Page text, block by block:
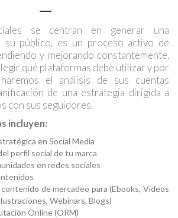
se centran en generar una
su público, es un proceso activo de
y mejorando constantemente.
qué plataformas debe utilizar y por
el análisis de sus cuentas
de una estrategia dirigida a
con sus seguidores.
incluyen:
en Social Media
perfil social de tu marca
en redes sociales
de mercadeo para (Ebooks, Videos
Webinars, Blogs)
Online (ORM)